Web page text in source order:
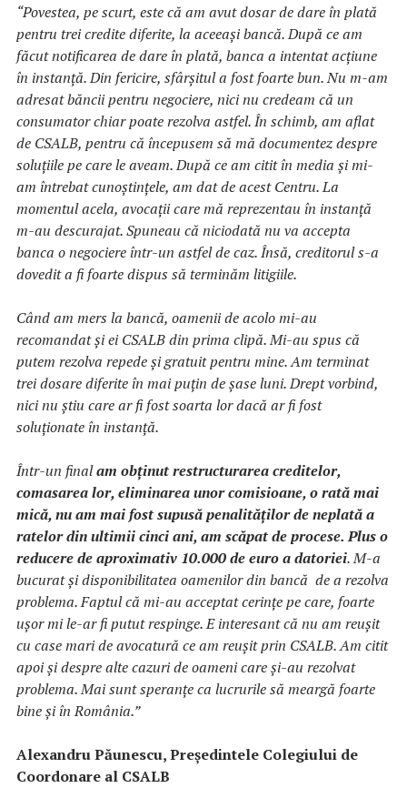
“Povestea, pe scurt, este că am avut dosar de dare în plată
pentru trei credite diferite, la aceeași bancă. După ce am
făcut notificarea de dare în plată, banca a intentat acțiune
în instanță. Din fericire, sfârșitul a fost foarte bun. Nu m-am
adresat băncii pentru negociere, nici nu credeam că un
consumator chiar poate rezolva astfel. În schimb, am aflat
de CSALB, pentru că începusem să mă documentez despre
soluțiile pe care le aveam. După ce am citit în media și mi-
am întrebat cunoștințele, am dat de acest Centru. La
momentul acela, avocații care mă reprezentau în instanță
m-au descurajat. Spuneau că niciodată nu va accepta
banca o negociere într-un astfel de caz. Însă, creditorul s-a
dovedit a fi foarte dispus să terminăm litigiile.
Când am mers la bancă, oamenii de acolo mi-au
recomandat și ei CSALB din prima clipă. Mi-au spus că
putem rezolva repede și gratuit pentru mine. Am terminat
trei dosare diferite în mai puțin de șase luni. Drept vorbind,
nici nu știu care ar fi fost soarta lor dacă ar fi fost
soluționate în instanță.
Într-un finalam obținut restructurarea creditelor,
comasarea lor, eliminarea unor comisioane, o rată mai
mică, nu am mai fost supusă penalităților de neplată a
ratelor din ultimii cinci ani, am scăpat de procese. Plus o
reducere de aproximativ 10.000 de euro a datoriei. M-a
bucurat și disponibilitatea oamenilor din bancă de a rezolva
problema. Faptul că mi-au acceptat cerințe pe care, foarte
ușor mi le-ar fi putut respinge. E interesant că nu am reușit
cu case mari de avocatură ce am reușit prin CSALB. Am citit
apoi și despre alte cazuri de oameni care și-au rezolvat
problema. Mai sunt speranțe ca lucrurile să meargă foarte
bine și în România.”
AlexandruPăunescu, Președintele Colegiului de
Coordonare al CSALB